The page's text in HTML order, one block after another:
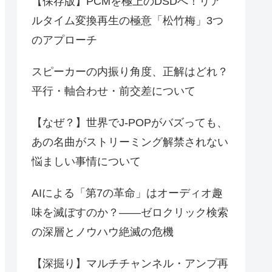
ルタイム変換再生の極意「松竹梅」3つ
のアプローチ
スピーカーの内振り角度、正解はどれ？
平行・軸合わせ・前交差について
【なぜ？】世界でJ-POPがバズっても、
あの名曲がストリーミング解禁されない
悩ましい事情について
AIによる「第7の革命」はオーディオ趣
味を滅ぼすのか？――ゼロクリック検索
の深層とノウハウ絶滅の危機
【深掘り】マルチチャンネル・アンプ再